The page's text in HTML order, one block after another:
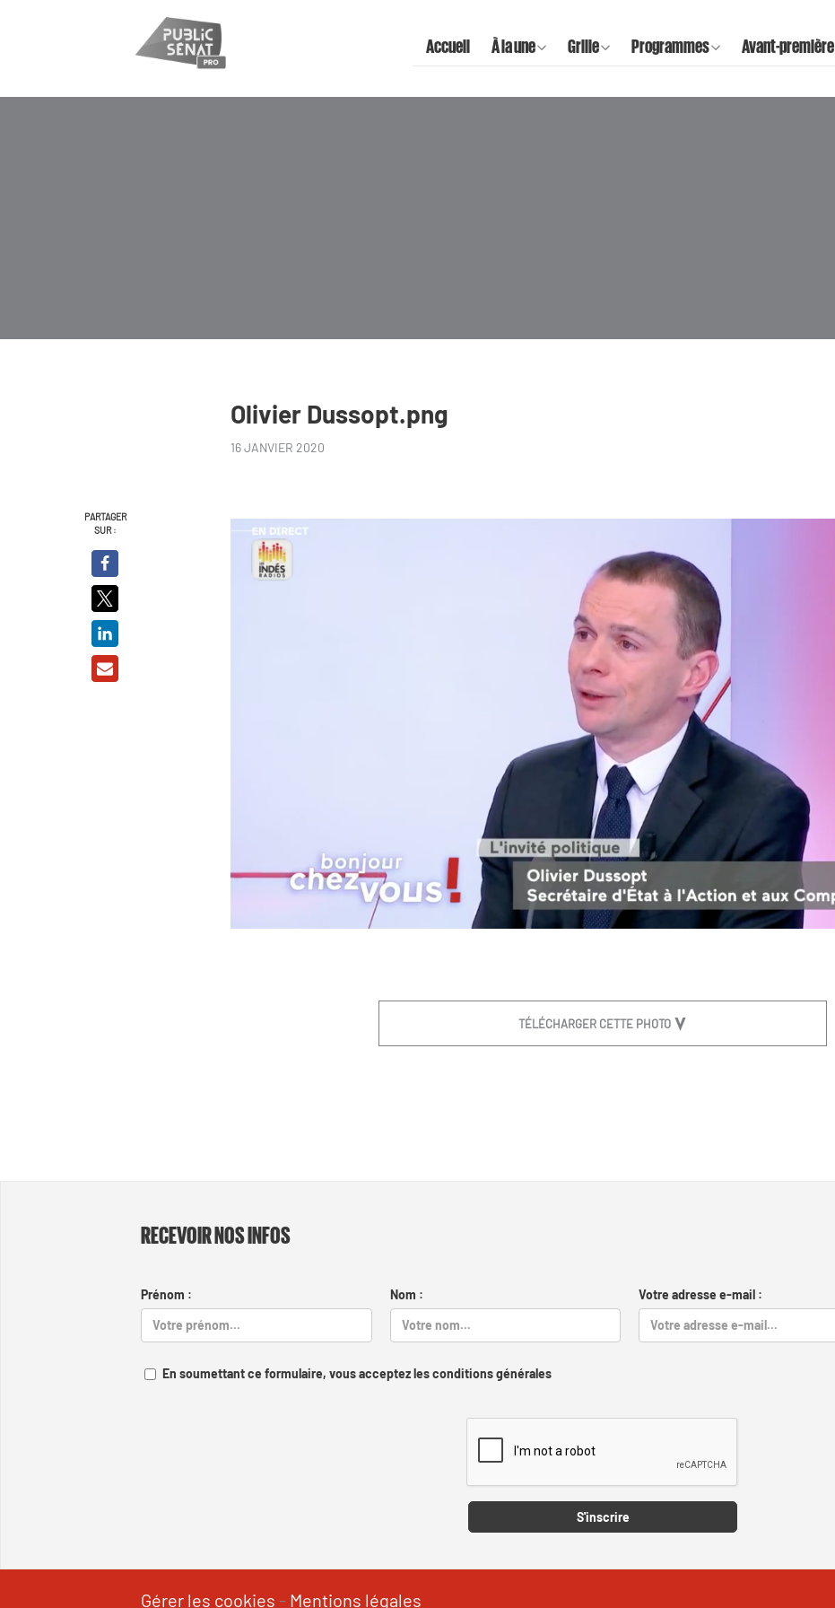
Accueil À la une Grille Programmes Avant-première
Olivier Dussopt.png
16 JANVIER 2020
PARTAGER
SUR :
TÉLÉCHARGER CETTE PHOTO
RECEVOIR NOS INFOS
Prénom : Nom : Votre adresse e-mail :
En soumettant ce formulaire, vous acceptez les conditions générales
S'inscrire
Gérer les cookies - Mentions légales